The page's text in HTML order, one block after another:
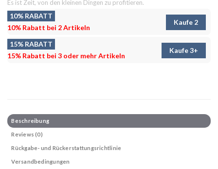
Es ist Zeit, von den kleinen Dingen zu profitieren.
10% RABATT
10% Rabatt bei 2 Artikeln
Kaufe 2
15% RABATT
15% Rabatt bei 3 oder mehr Artikeln
Kaufe 3+
Beschreibung
Reviews (0)
Rückgabe- und Rückerstattungsrichtlinie
Versandbedingungen